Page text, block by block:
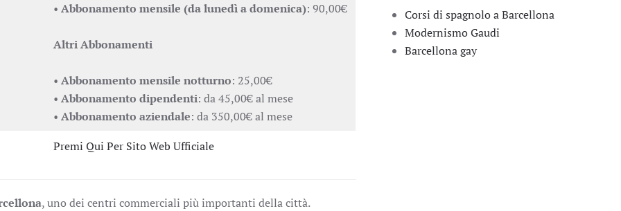
• Abbonamento mensile (da lunedì a domenica): 90,00€
Altri Abbonamenti
• Abbonamento mensile notturno: 25,00€
• Abbonamento dipendenti: da 45,00€ al mese
• Abbonamento aziendale: da 350,00€ al mese
Premi Qui Per Sito Web Ufficiale
, uno dei centri commerciali più importanti della città.
Corsi di spagnolo a Barcellona
Modernismo Gaudi
Barcellona gay